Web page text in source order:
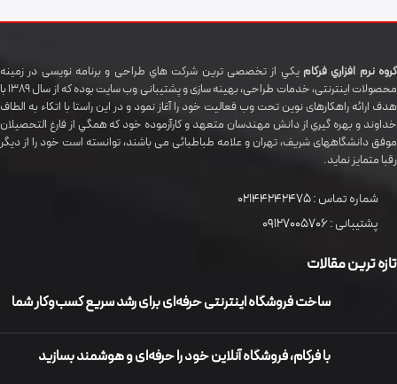
گروه نرم افزاري فرکام يکي از تخصصی ترين شرکت هاي طراحی و برنامه نویسی در زمینه
محصولات اینترنتی، خدمات طراحی، بهینه سازی و پشتیبانی وب سایت بوده که از سال 1389 با
هدف ارائه راهکارهای نوین تحت وب فعالیت خود را آغاز نمود و در این راستا با اتکاء به الطاف
خداوند و بهره گيري از دانش مهندسان متعهد و کارآزموده خود که همگي از فارغ التحصیلان
موفق دانشگاههای شريف، تهران و علامه طباطبائی می باشند، توانسته است خود را از دیگر
رقبا متمایز نماید.
شماره تماس :02144242475
پشتیبانی :09127005706
تازه ترین مقالات
ساخت فروشگاه اینترنتی حرفه‌ای برای رشد سریع کسب‌وکار شما
با فرکام، فروشگاه آنلاین خود را حرفه‌ای و هوشمند بسازید